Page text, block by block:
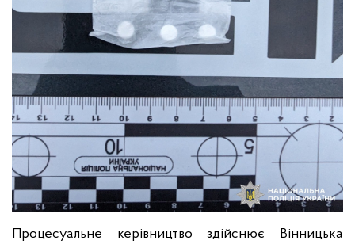
Процесуальне керівництво здійснює Вінницька